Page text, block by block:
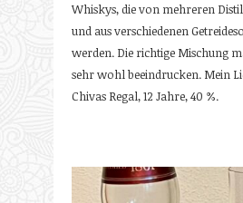
Whiskys, die von mehreren
und aus verschiedenen
werden. Die richtige Mischung
sehr wohl beeindrucken. Mein
Chivas Regal, 12 Jahre, 40 %.